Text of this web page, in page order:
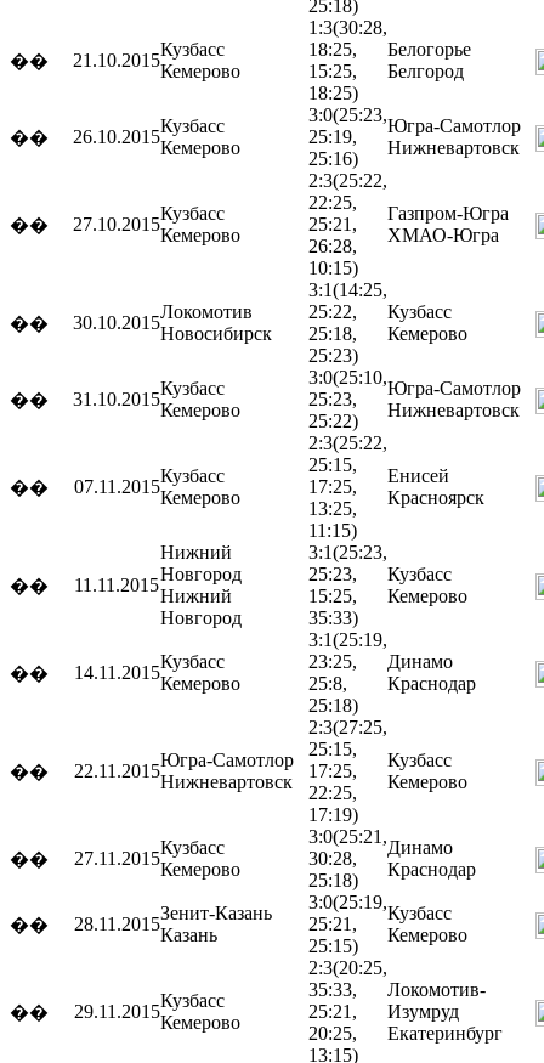
25:18)
�� 21.10.2015
Кузбасс
Кемерово
1:3(30:28,
18:25,
15:25,
18:25)
Белогорье
Белгород
�� 26.10.2015
Кузбасс
Кемерово
3:0(25:23,
25:19,
25:16)
Югра-Самотлор
Нижневартовск
�� 27.10.2015
Кузбасс
Кемерово
2:3(25:22,
22:25,
25:21,
26:28,
10:15)
Газпром-Югра
ХМАО-Югра
�� 30.10.2015
Локомотив
Новосибирск
3:1(14:25,
25:22,
25:18,
25:23)
Кузбасс
Кемерово
�� 31.10.2015
Кузбасс
Кемерово
3:0(25:10,
25:23,
25:22)
Югра-Самотлор
Нижневартовск
�� 07.11.2015
Кузбасс
Кемерово
2:3(25:22,
25:15,
17:25,
13:25,
11:15)
Енисей
Красноярск
�� 11.11.2015
Нижний
Новгород
Нижний
Новгород
3:1(25:23,
25:23,
15:25,
35:33)
Кузбасс
Кемерово
�� 14.11.2015
Кузбасс
Кемерово
3:1(25:19,
23:25,
25:8,
25:18)
Динамо
Краснодар
�� 22.11.2015
Югра-Самотлор
Нижневартовск
2:3(27:25,
25:15,
17:25,
22:25,
17:19)
Кузбасс
Кемерово
�� 27.11.2015
Кузбасс
Кемерово
3:0(25:21,
30:28,
25:18)
Динамо
Краснодар
�� 28.11.2015
Зенит-Казань
Казань
3:0(25:19,
25:21,
25:15)
Кузбасс
Кемерово
�� 29.11.2015
Кузбасс
Кемерово
2:3(20:25,
35:33,
25:21,
20:25,
13:15)
Локомотив-
Изумруд
Екатеринбург